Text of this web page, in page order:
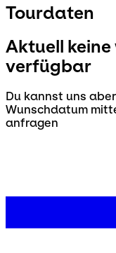
Tourdaten
Aktuell
verfügbar
Du kannst uns
Wunschdatum
anfragen